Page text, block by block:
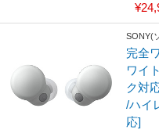
SONY(
完全
ワイ
ク対
/ハイ
応]